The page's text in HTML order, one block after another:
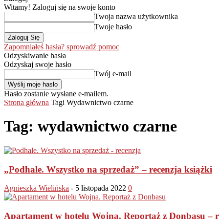
Witamy! Zaloguj się na swoje konto
Twoja nazwa użytkownika
Twoje hasło
Zapomniałeś hasła? sprowadź pomoc
Odzyskiwanie hasła
Odzyskaj swoje hasło
Twój e-mail
Hasło zostanie wysłane e-mailem.
Strona główna Tagi Wydawnictwo czarne
Tag: wydawnictwo czarne
„Podhale. Wszystko na sprzedaż” – recenzja książki
Agnieszka Wielińska - 5 listopada 2022 0
Apartament w hotelu Wojna. Reportaż z Donbasu –